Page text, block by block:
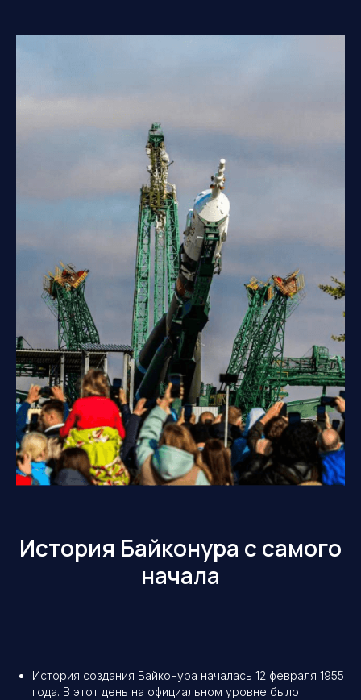
История Байконура с самого
начала
История создания Байконура началась 12 февраля 1955
года. В этот день на официальном уровне было